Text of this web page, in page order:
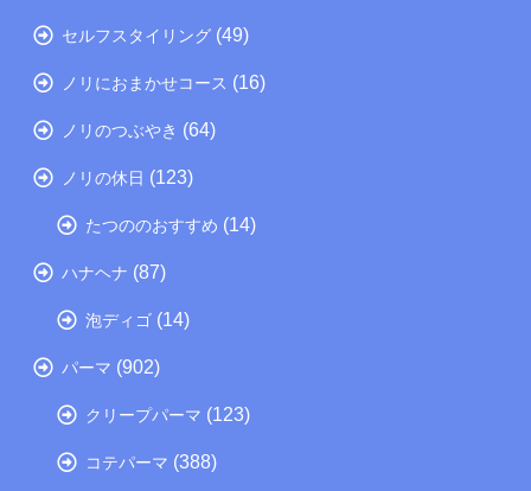
セルフスタイリング (49)
ノリにおまかせコース (16)
ノリのつぶやき (64)
ノリの休日 (123)
たつののおすすめ (14)
ハナヘナ (87)
泡ディゴ (14)
パーマ (902)
クリープパーマ (123)
コテパーマ (388)